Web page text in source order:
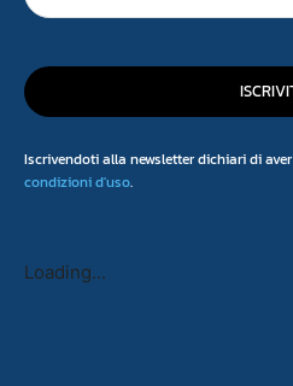
Iscrivendoti alla newsletter dichiari di
condizioni d'uso.
Loading...